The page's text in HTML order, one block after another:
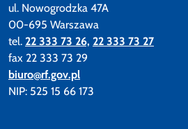
ul. Nowogrodzka 47A
00-695 Warszawa
tel. 22 333 73 26, 22 333 73 27
fax 22 333 73 29
biuro@rf.gov.pl
NIP: 525 15 66 173